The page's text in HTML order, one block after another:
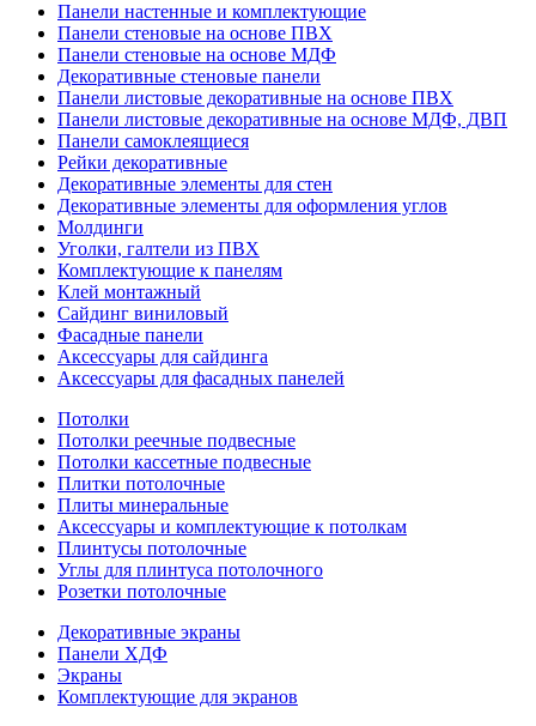
Панели настенные и комплектующие
Панели стеновые на основе ПВХ
Панели стеновые на основе МДФ
Декоративные стеновые панели
Панели листовые декоративные на основе ПВХ
Панели листовые декоративные на основе МДФ, ДВП
Панели самоклеящиеся
Рейки декоративные
Декоративные элементы для стен
Декоративные элементы для оформления углов
Молдинги
Уголки, галтели из ПВХ
Комплектующие к панелям
Клей монтажный
Сайдинг виниловый
Фасадные панели
Аксессуары для сайдинга
Аксессуары для фасадных панелей
Потолки
Потолки реечные подвесные
Потолки кассетные подвесные
Плитки потолочные
Плиты минеральные
Аксессуары и комплектующие к потолкам
Плинтусы потолочные
Углы для плинтуса потолочного
Розетки потолочные
Декоративные экраны
Панели ХДФ
Экраны
Комплектующие для экранов